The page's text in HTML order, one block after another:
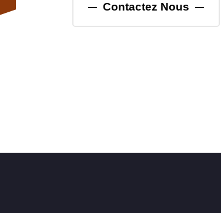
Contactez Nous